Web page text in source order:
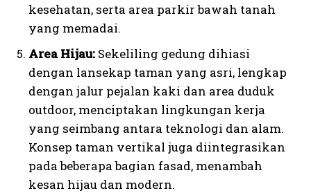
kesehatan, serta area parkir bawah tanah
yang memadai.
Area Hijau: Sekeliling gedung dihiasi
dengan lansekap taman yang asri, lengkap
dengan jalur pejalan kaki dan area duduk
outdoor, menciptakan lingkungan kerja
yang seimbang antara teknologi dan alam.
Konsep taman vertikal juga diintegrasikan
pada beberapa bagian fasad, menambah
kesan hijau dan modern.